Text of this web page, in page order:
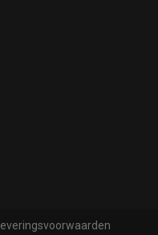
Leveringsvoorwaarden